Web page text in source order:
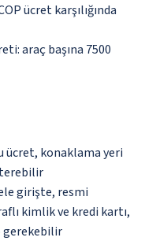
ücret karşılığında
araç başına 7500
ücret, konaklama yeri
girişte, resmi
kimlik ve kredi kartı,
gerekebilir